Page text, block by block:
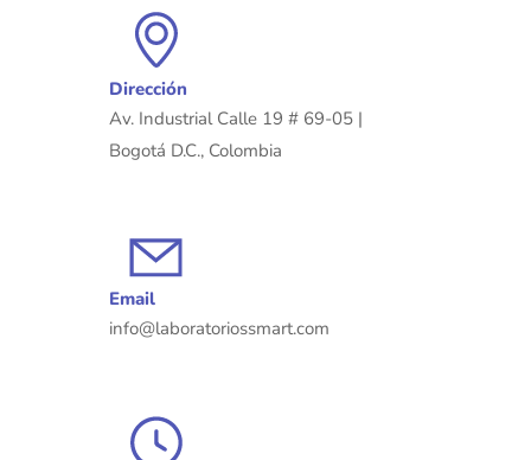
Dirección
Av. Industrial Calle 19 # 69-05 |
Bogotá D.C., Colombia
Email
info@laboratoriossmart.com